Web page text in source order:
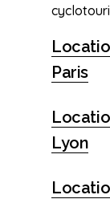
Paris
Lyon